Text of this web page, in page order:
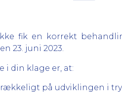
fik en korrekt
23. juni 2023.
i din klage er, at:
på udviklingen i